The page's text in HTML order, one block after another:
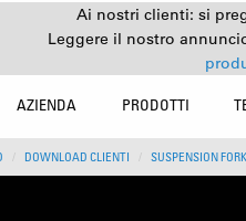
Ai nostri clienti: si
Leggere il nostro
AZIENDA PRODOTTI
DOWNLOAD CLIENTI SUSPENSION FORK